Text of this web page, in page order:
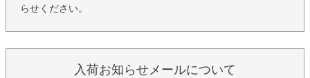
らせください。
入荷お知らせメールについて